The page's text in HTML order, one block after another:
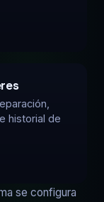
historial de
se configura